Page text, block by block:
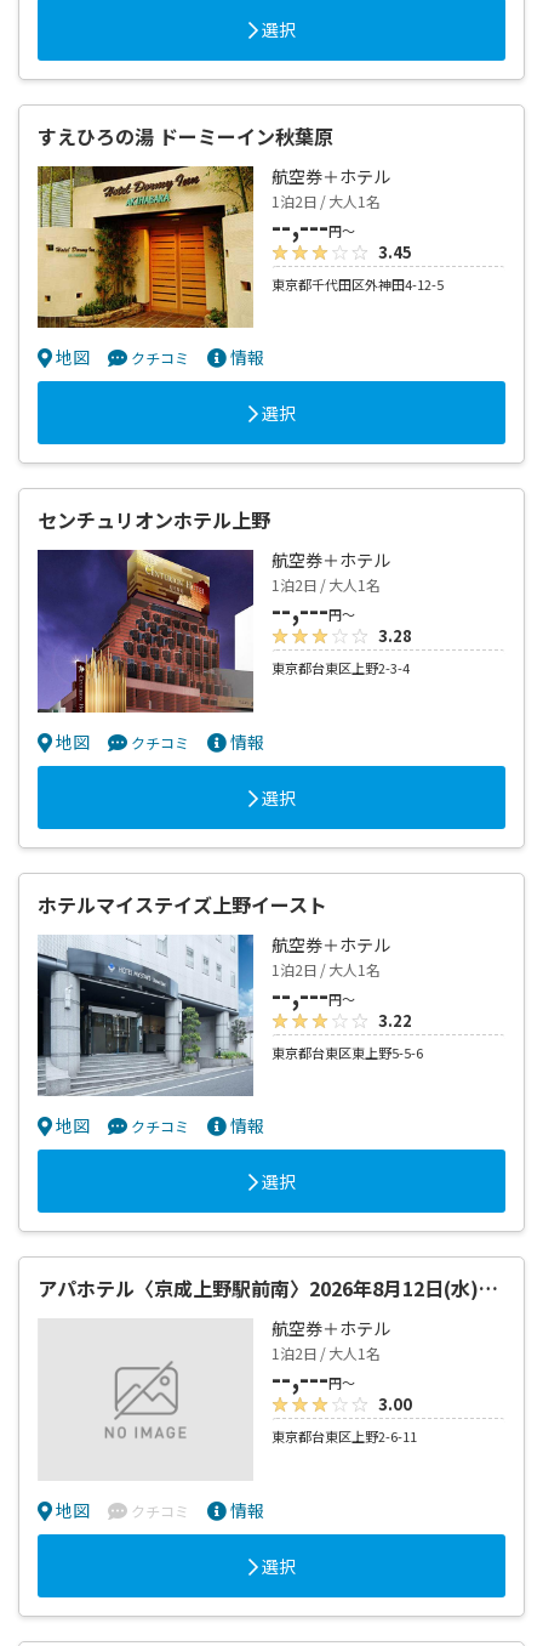
選択
すえひろの湯 ドーミーイン秋葉原
航空券＋ホテル
1泊2日 / 大人1名
--,---円～
3.45
東京都千代田区外神田4-12-5
地図 クチコミ 情報
選択
センチュリオンホテル上野
航空券＋ホテル
1泊2日 / 大人1名
--,---円～
3.28
東京都台東区上野2-3-4
地図 クチコミ 情報
選択
ホテルマイステイズ上野イースト
航空券＋ホテル
1泊2日 / 大人1名
--,---円～
3.22
東京都台東区東上野5-5-6
地図 クチコミ 情報
選択
アパホテル〈京成上野駅前南〉2026年8月12日(水)OPEN！
航空券＋ホテル
1泊2日 / 大人1名
--,---円～
3.00
東京都台東区上野2-6-11
地図 クチコミ 情報
選択